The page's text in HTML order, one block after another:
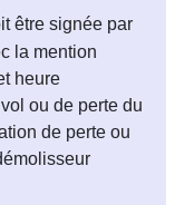
être signée par
la mention
heure
ou de perte du
de perte ou